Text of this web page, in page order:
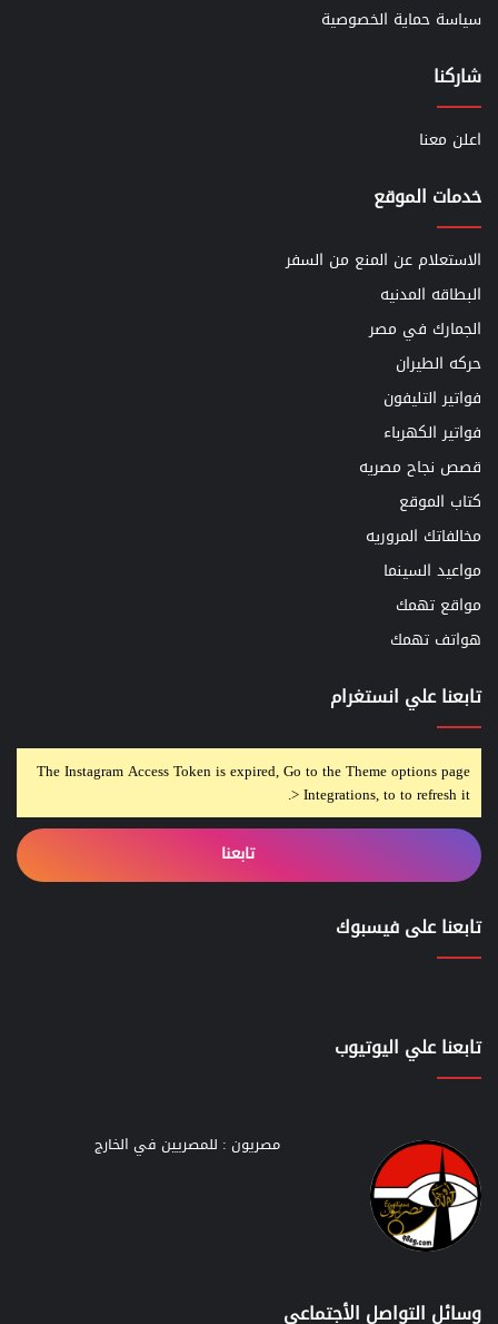
سياسة حماية الخصوصية
شاركنا
اعلن معنا
خدمات الموقع
الاستعلام عن المنع من السفر
البطاقه المدنيه
الجمارك في مصر
حركه الطيران
فواتير التليفون
فواتير الكهرباء
قصص نجاح مصريه
كتاب الموقع
مخالفاتك المروريه
مواعيد السينما
مواقع تهمك
هواتف تهمك
تابعنا علي انستغرام
The Instagram Access Token is expired, Go to the Theme options page
> Integrations, to to refresh it.
تابعنا
تابعنا على فيسبوك
تابعنا علي اليوتيوب
مصريون : للمصريين في الخارج
وسائل التواصل الأجتماعي